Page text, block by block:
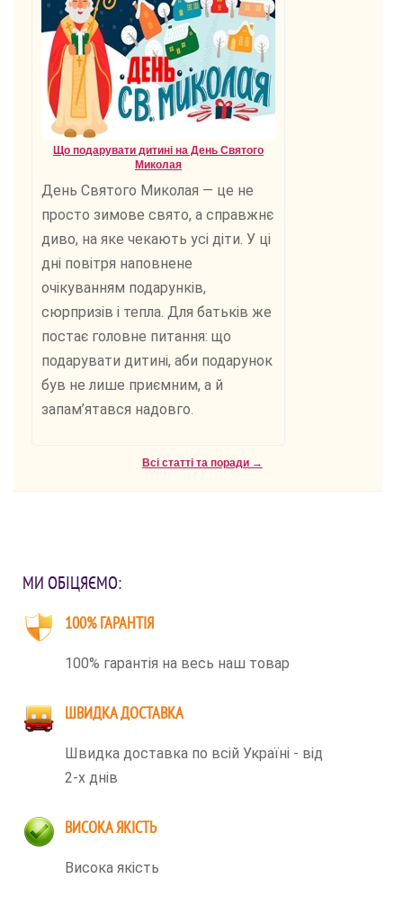
Що подарувати дитині на День Святого
Миколая
День Святого Миколая — це не
просто зимове свято, а справжнє
диво, на яке чекають усі діти. У ці
дні повітря наповнене
очікуванням подарунків,
сюрпризів і тепла. Для батьків же
постає головне питання: що
подарувати дитині, аби подарунок
був не лише приємним, а й
запам’ятався надовго.
Всі статті та поради →
МИ ОБІЦЯЄМО:
100% ГАРАНТІЯ
100% гарантія на весь наш товар
ШВИДКА ДОСТАВКА
Швидка доставка по всій Україні - від
2-х днів
ВИСОКА ЯКІСТЬ
Висока якість